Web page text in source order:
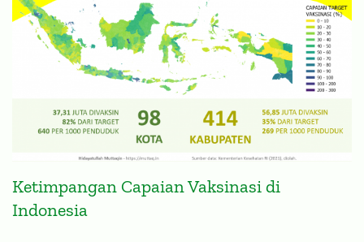
Ketimpangan Capaian Vaksinasi di
Indonesia